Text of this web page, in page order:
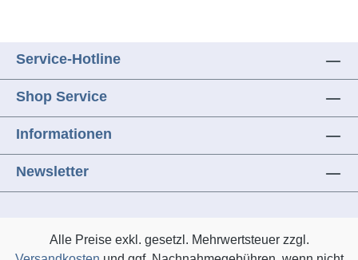
Service-Hotline
Shop Service
Informationen
Newsletter
Alle Preise exkl. gesetzl. Mehrwertsteuer zzgl.